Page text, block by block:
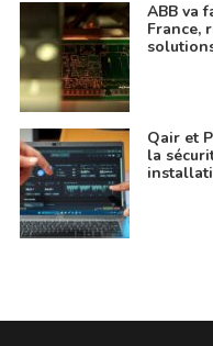
ABB va
France,
Qair et
la